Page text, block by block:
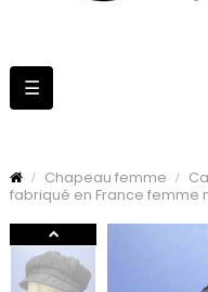
Basculer
la
☰
Chapeau femme
fabriqué en France femme